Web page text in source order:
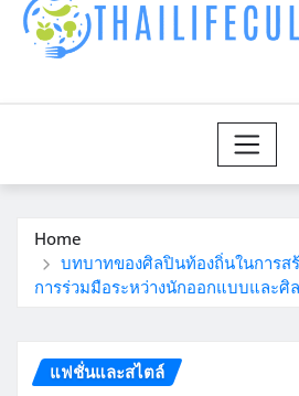
Home
บทบาทของศิลปินท้องถิ่นในการส
การร่วมมือระหว่างนักออกแบบและศิ
แฟชั่นและสไตล์